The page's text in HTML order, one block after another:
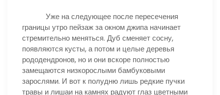
Уже на следующее после пересечения
границы утро пейзаж за окном джипа начинает
стремительно меняться. Дуб сменяет сосну,
появляются кусты, а потом и целые деревья
рододендронов, но и они вскоре полностью
замещаются низкорослыми бамбуковыми
зарослями. И вот к полудню лишь редкие пучки
травы и лишаи на камнях радуют глаз цветными